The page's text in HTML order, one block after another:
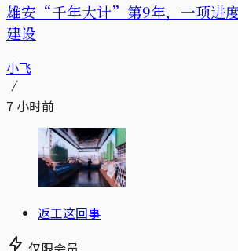
雄安“千年大计”第9年，一项进
建设
小飞
7 小时前
返工这回事